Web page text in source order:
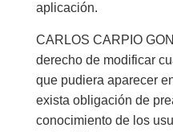
aplicación.
CARLOS CARPIO
derecho de modificar
que pudiera aparecer
exista obligación de
conocimiento de los